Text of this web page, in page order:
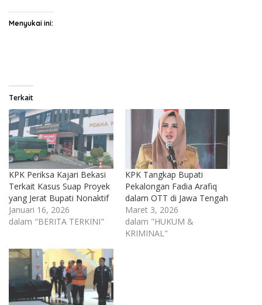
Menyukai ini:
Terkait
KPK Periksa Kajari Bekasi
Terkait Kasus Suap Proyek
yang Jerat Bupati Nonaktif
Januari 16, 2026
dalam "BERITA TERKINI"
KPK Tangkap Bupati
Pekalongan Fadia Arafiq
dalam OTT di Jawa Tengah
Maret 3, 2026
dalam "HUKUM &
KRIMINAL"